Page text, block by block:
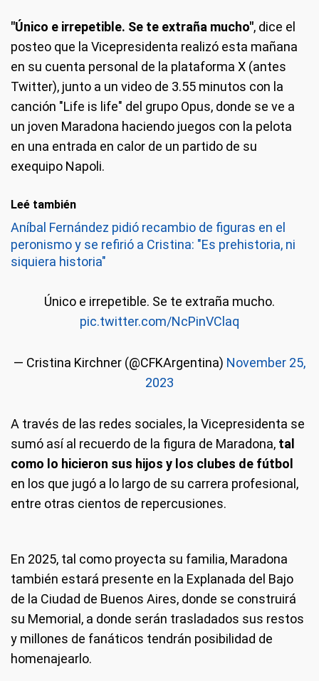
"Único e irrepetible. Se te extraña mucho", dice el
posteo que la Vicepresidenta realizó esta mañana
en su cuenta personal de la plataforma X (antes
Twitter), junto a un video de 3.55 minutos con la
canción "Life is life" del grupo Opus, donde se ve a
un joven Maradona haciendo juegos con la pelota
en una entrada en calor de un partido de su
exequipo Napoli.
Leé también
Aníbal Fernández pidió recambio de figuras en el
peronismo y se refirió a Cristina: "Es prehistoria, ni
siquiera historia"
Único e irrepetible. Se te extraña mucho.
pic.twitter.com/NcPinVClaq
— Cristina Kirchner (@CFKArgentina) November 25,
2023
A través de las redes sociales, la Vicepresidenta se
sumó así al recuerdo de la figura de Maradona, tal
como lo hicieron sus hijos y los clubes de fútbol
en los que jugó a lo largo de su carrera profesional,
entre otras cientos de repercusiones.
En 2025, tal como proyecta su familia, Maradona
también estará presente en la Explanada del Bajo
de la Ciudad de Buenos Aires, donde se construirá
su Memorial, a donde serán trasladados sus restos
y millones de fanáticos tendrán posibilidad de
homenajearlo.